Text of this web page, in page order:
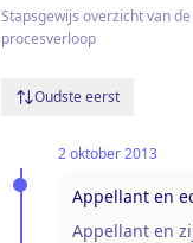
Stapsgewijs overzicht van
procesverloop
Oudste eerst
2 oktober 2013
Appellant en
Appellant en